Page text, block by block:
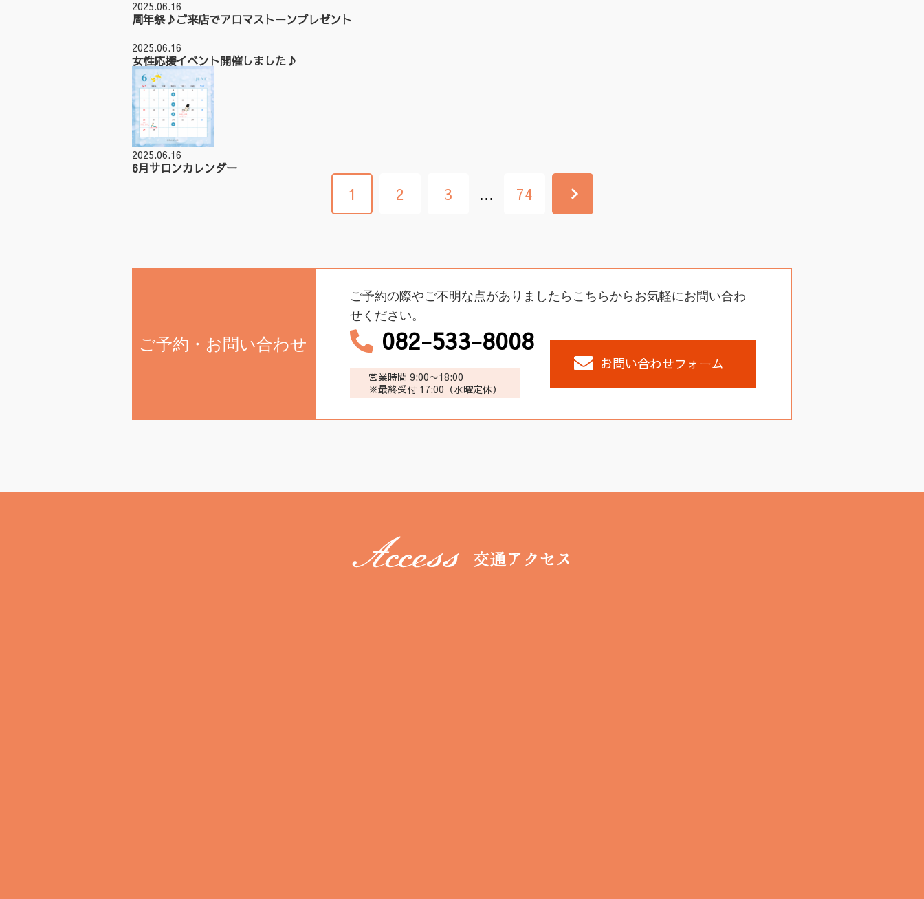
2025.06.16
周年祭♪ご来店でアロマストーンプレゼント
2025.06.16
女性応援イベント開催しました♪
2025.06.16
6月サロンカレンダー
1 2 3 … 74
ご予約・お問い合わせ
ご予約の際やご不明な点がありましたらこちらからお気軽にお問い合わ
せください。
082-533-8008
営業時間 9:00〜18:00
※最終受付 17:00（水曜定休）
お問い合わせフォーム
交通アクセス